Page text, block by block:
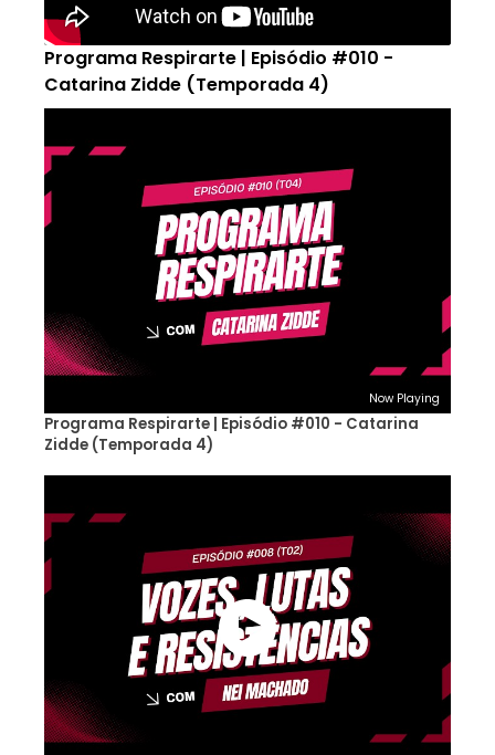
Programa Respirarte | Episódio #010 -
Catarina Zidde (Temporada 4)
Now Playing
Programa Respirarte | Episódio #010 - Catarina
Zidde (Temporada 4)